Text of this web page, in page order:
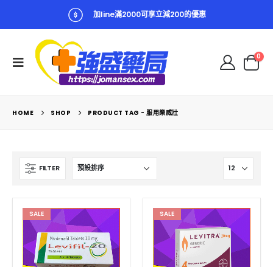
加line滿2000可享立減200的優惠
0
HOME SHOP PRODUCT TAG - 服用樂威壯
FILTER
SALE SALE